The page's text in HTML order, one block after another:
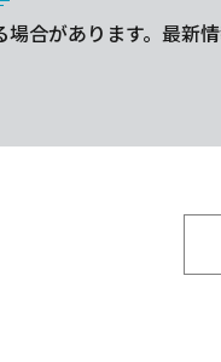
合があります。最新